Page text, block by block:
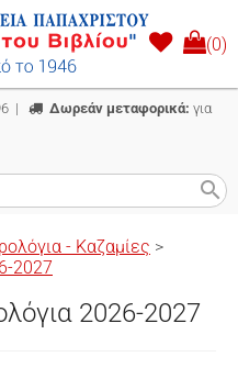
(0)
| Δωρεάν μεταφορικά: για
search
- Καζαμίες >
2027
2026-2027